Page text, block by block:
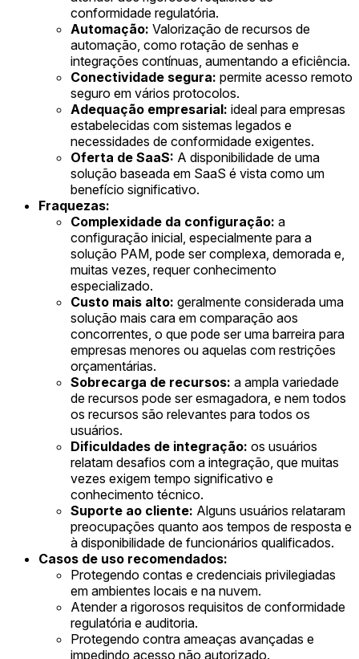
conformidade regulatória.
Automação: Valorização de recursos de
automação, como rotação de senhas e
integrações contínuas, aumentando a eficiência.
Conectividade segura: permite acesso remoto
seguro em vários protocolos.
Adequação empresarial: ideal para empresas
estabelecidas com sistemas legados e
necessidades de conformidade exigentes.
Oferta de SaaS: A disponibilidade de uma
solução baseada em SaaS é vista como um
benefício significativo.
Fraquezas:
Complexidade da configuração: a
configuração inicial, especialmente para a
solução PAM, pode ser complexa, demorada e,
muitas vezes, requer conhecimento
especializado.
Custo mais alto: geralmente considerada uma
solução mais cara em comparação aos
concorrentes, o que pode ser uma barreira para
empresas menores ou aquelas com restrições
orçamentárias.
Sobrecarga de recursos: a ampla variedade
de recursos pode ser esmagadora, e nem todos
os recursos são relevantes para todos os
usuários.
Dificuldades de integração: os usuários
relatam desafios com a integração, que muitas
vezes exigem tempo significativo e
conhecimento técnico.
Suporte ao cliente: Alguns usuários relataram
preocupações quanto aos tempos de resposta e
à disponibilidade de funcionários qualificados.
Casos de uso recomendados:
Protegendo contas e credenciais privilegiadas
em ambientes locais e na nuvem.
Atender a rigorosos requisitos de conformidade
regulatória e auditoria.
Protegendo contra ameaças avançadas e
impedindo acesso não autorizado.